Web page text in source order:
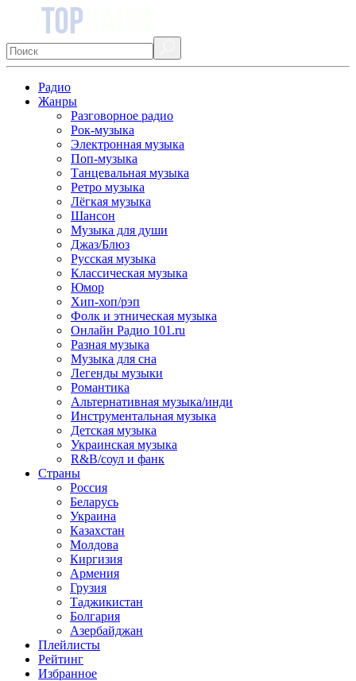
Радио
Жанры
Разговорное радио
Рок-музыка
Электронная музыка
Поп-музыка
Танцевальная музыка
Ретро музыка
Лёгкая музыка
Шансон
Музыка для души
Джаз/Блюз
Русская музыка
Классическая музыка
Юмор
Хип-хоп/рэп
Фолк и этническая музыка
Онлайн Радио 101.ru
Разная музыка
Музыка для сна
Легенды музыки
Романтика
Альтернативная музыка/инди
Инструментальная музыка
Детская музыка
Украинская музыка
R&B/cоул и фанк
Страны
Россия
Беларусь
Украина
Казахстан
Молдова
Киргизия
Армения
Грузия
Таджикистан
Болгария
Азербайджан
Плейлисты
Рейтинг
Избранное